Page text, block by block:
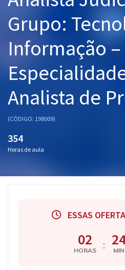
Questões grátis
Aprovados
Grupo:
Informação –
Analista de
(CÓDIGO: 198009)
354
Horas de aula
ESSAS
02
HORAS : MIN